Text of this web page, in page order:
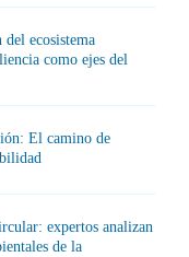
ecosistema
como ejes del
El camino de
expertos analizan
de la